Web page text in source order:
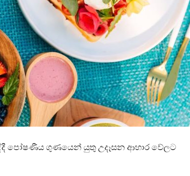
පෝෂණීය ගුණයෙන් යුතු උදෑසන ආහාර වේලට